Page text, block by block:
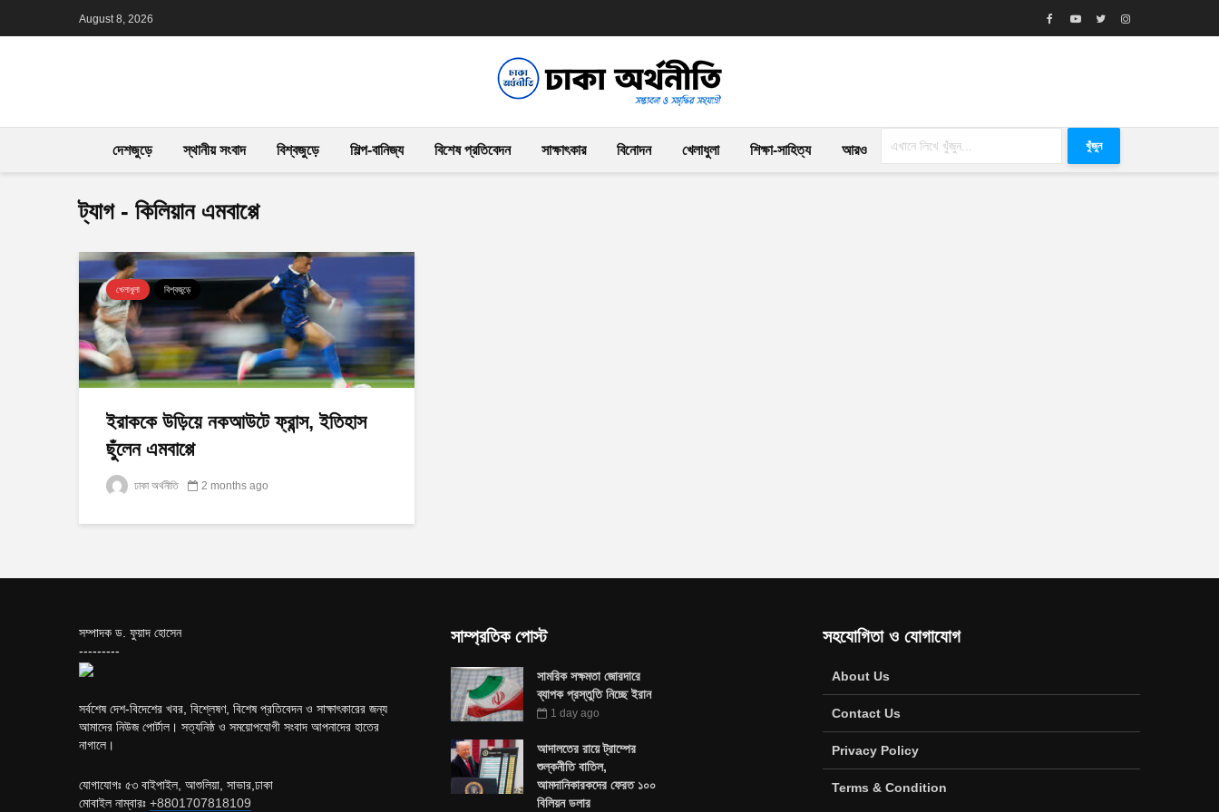
August 8, 2026
দেশজুড়ে স্থানীয় সংবাদ বিশ্বজুড়ে শিল্প-বানিজ্য বিশেষ প্রতিবেদন সাক্ষাৎকার বিনোদন খেলাধুলা শিক্ষা-সাহিত্য আরও খুঁজুন
ট্যাগ - কিলিয়ান এমবাপ্পে
খেলাধুলা বিশ্বজুড়ে
ইরাককে উড়িয়ে নকআউটে ফ্রান্স, ইতিহাস
ছুঁলেন এমবাপ্পে
ঢাকা অর্থনীতি 2 months ago
সম্পাদক ড. ফুয়াদ হোসেন
---------
সর্বশেষ দেশ-বিদেশের খবর, বিশ্লেষণ, বিশেষ প্রতিবেদন ও সাক্ষাৎকারের জন্য
আমাদের নিউজ পোর্টাল। সত্যনিষ্ঠ ও সময়োপযোগী সংবাদ আপনাদের হাতের
নাগালে।
যোগাযোগঃ ৫৩ বাইপাইল, আশুলিয়া, সাভার,ঢাকা
মোবাইল নাম্বারঃ +8801707818109
সাম্প্রতিক পোস্ট
সামরিক সক্ষমতা জোরদারে
ব্যাপক প্রস্তুতি নিচ্ছে ইরান
1 day ago
আদালতের রায়ে ট্রাম্পের
শুল্কনীতি বাতিল,
আমদানিকারকদের ফেরত ১০০
বিলিয়ন ডলার
সহযোগিতা ও যোগাযোগ
About Us
Contact Us
Privacy Policy
Terms & Condition